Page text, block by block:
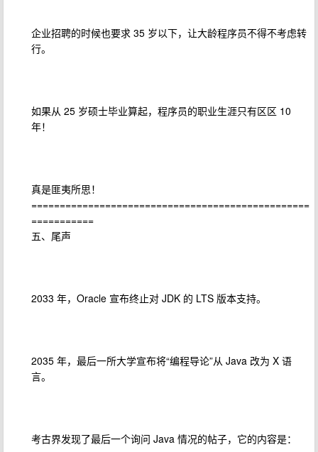
企业招聘的时候也要求 35 岁以下，让大龄程序员不得不考虑转
行。
如果从 25 岁硕士毕业算起，程序员的职业生涯只有区区 10
年！
真是匪夷所思！
=================================================
===========
五、尾声
2033 年，Oracle 宣布终止对 JDK 的 LTS 版本支持。
2035 年，最后一所大学宣布将“编程导论”从 Java 改为 X 语
言。
考古界发现了最后一个询问 Java 情况的帖子，它的内容是：